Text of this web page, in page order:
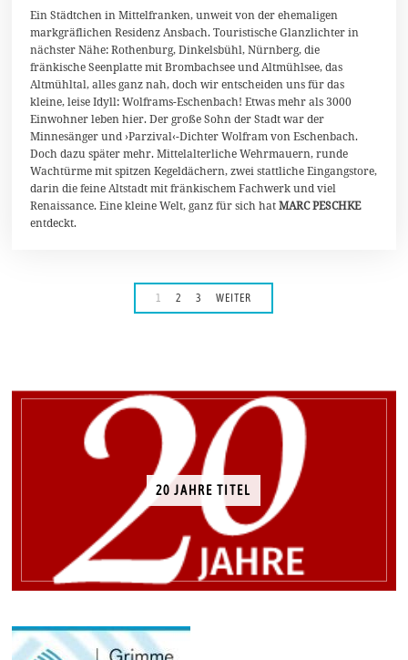
z
2
0
2
5
Ein Städtchen in Mittelfranken, unweit von der ehemaligen
markgräflichen Residenz Ansbach. Touristische Glanzlichter in
nächster Nähe: Rothenburg, Dinkelsbühl, Nürnberg, die
fränkische Seenplatte mit Brombachsee und Altmühlsee, das
Altmühltal, alles ganz nah, doch wir entscheiden uns für das
kleine, leise Idyll: Wolframs-Eschenbach! Etwas mehr als 3000
Einwohner leben hier. Der große Sohn der Stadt war der
Minnesänger und ›Parzival‹-Dichter Wolfram von Eschenbach.
Doch dazu später mehr. Mittelalterliche Wehrmauern, runde
Wachtürme mit spitzen Kegeldächern, zwei stattliche Eingangstore,
darin die feine Altstadt mit fränkischem Fachwerk und viel
Renaissance. Eine kleine Welt, ganz für sich hatMARC PESCHKE
entdeckt.
1 2 3 WEITER
20 JAHRE TITEL